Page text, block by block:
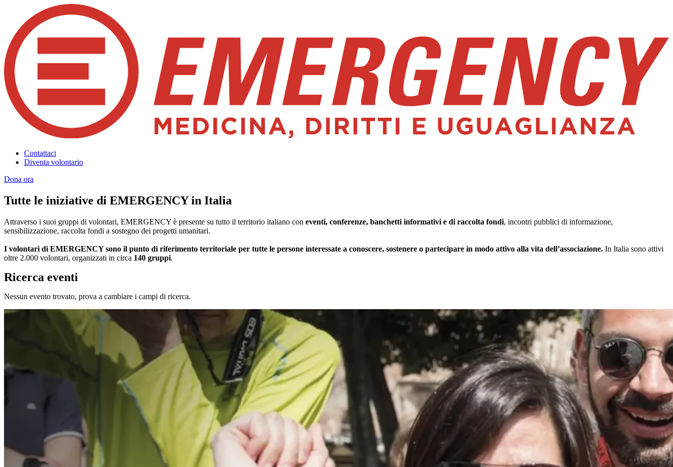
Contattaci
Diventa volontario
Dona ora
Tutte le iniziative di EMERGENCY in Italia
Attraverso i suoi gruppi di volontari, EMERGENCY è presente su tutto il territorio italiano con eventi, conferenze, banchetti informativi e di raccolta fondi, incontri pubblici di informazione,
sensibilizzazione, raccolta fondi a sostegno dei progetti umanitari.
I volontari di EMERGENCY sono il punto di riferimento territoriale per tutte le persone interessate a conoscere, sostenere o partecipare in modo attivo alla vita dell’associazione. In Italia sono attivi
oltre 2.000 volontari, organizzati in circa 140 gruppi.
Ricerca eventi
Nessun evento trovato, prova a cambiare i campi di ricerca.